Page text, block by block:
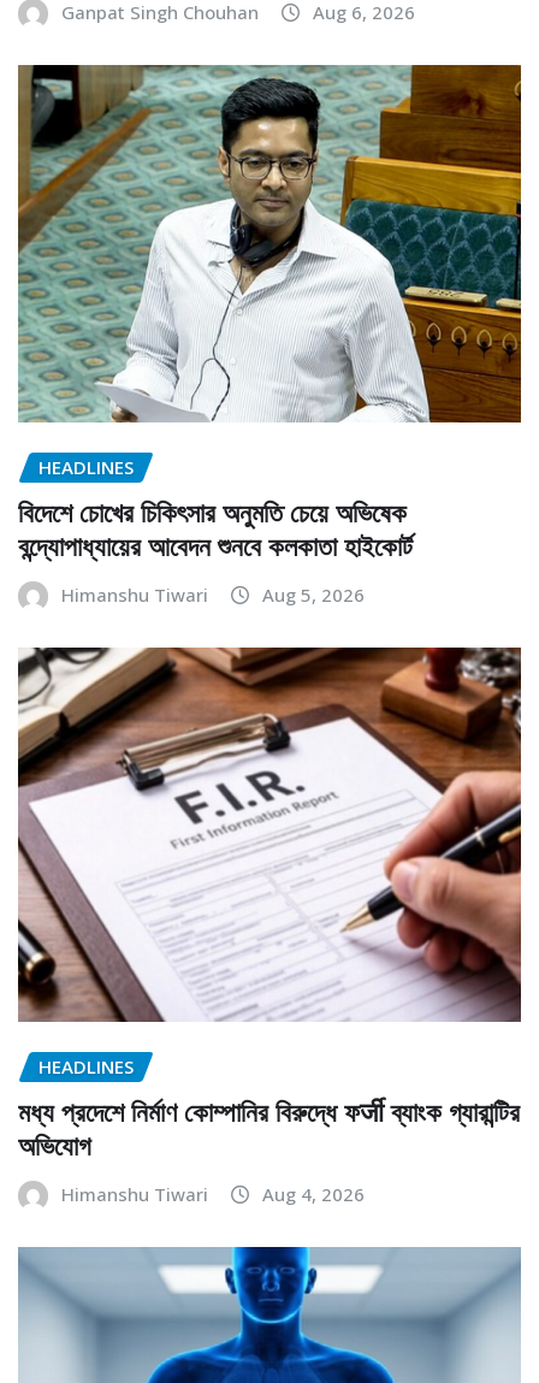
Ganpat Singh Chouhan Aug 6, 2026
HEADLINES
বিদেশে চোখের চিকিৎসার অনুমতি চেয়ে অভিষেক
বন্দ্যোপাধ্যায়ের আবেদন শুনবে কলকাতা হাইকোর্ট
Himanshu Tiwari Aug 5, 2026
HEADLINES
মধ্য প্রদেশে নির্মাণ কোম্পানির বিরুদ্ধে ফर्जी ব্যাংক গ্যারান্টির
অভিযোগ
Himanshu Tiwari Aug 4, 2026